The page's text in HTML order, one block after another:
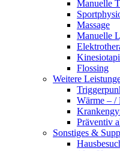
Manuelle
Massage
Manuelle
Flossing
Weitere
Wärme – /
Präventiv
Sonstiges &